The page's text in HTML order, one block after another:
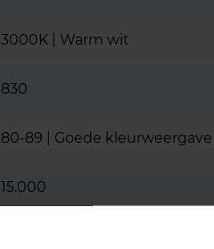
3000K | Warm wit
830
80-89 | Goede kleurweergave
15.000